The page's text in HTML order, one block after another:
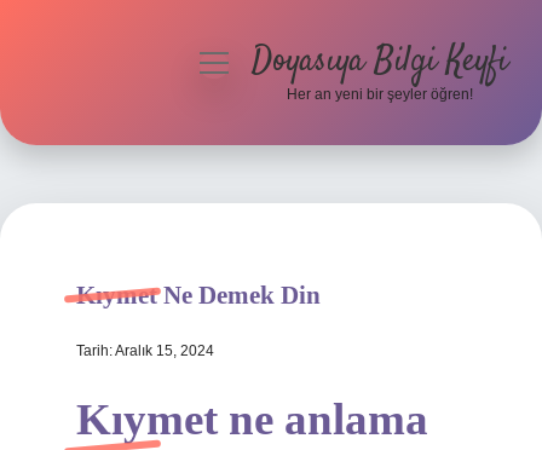
Hakkımızda
menüyüDoyasıya Bilgi Keyfi
Her an yeni bir şeyler öğren!
Kıymet Ne Demek Din
Tarih: Aralık 15, 2024
Kıymet ne anlama